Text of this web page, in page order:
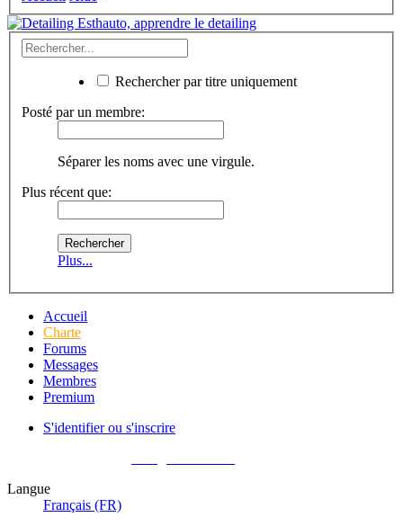
Rechercher par titre uniquement
Posté par un membre:
Séparer les noms avec une virgule.
Plus récent que:
Plus...
Accueil
Charte
Forums
Messages
Membres
Premium
S'identifier ou s'inscrire
Langue
Français (FR)